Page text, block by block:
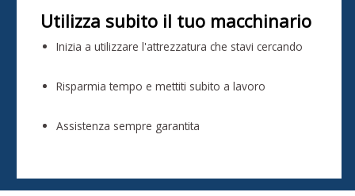
Utilizza subito il tuo macchinario
Inizia a utilizzare l'attrezzatura che stavi cercando
Risparmia tempo e mettiti subito a lavoro
Assistenza sempre garantita